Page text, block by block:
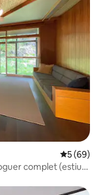
5 de
5 (69)
complet (estiu) |